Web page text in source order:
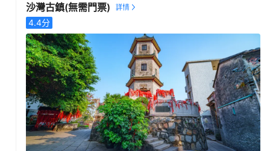
沙灣古鎮(無需門票)
4.4分